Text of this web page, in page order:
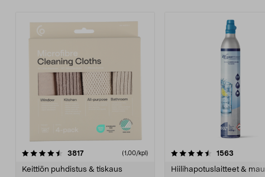
3817arvostelut (1,00/kpl)
Keittiön puhdistus & tiskaus
4.5viidestä
1563
Hiilihapotuslaitteet &
4.5viidestä